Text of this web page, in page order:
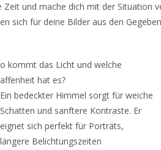
Zeit und mache dich mit der Situation
sich für deine Bilder aus den
kommt das Licht und welche
hat es?
Ein bedeckter Himmel sorgt für weiche
Schatten und sanftere Kontraste. Er
eignet sich perfekt für Porträts,
längere Belichtungszeiten